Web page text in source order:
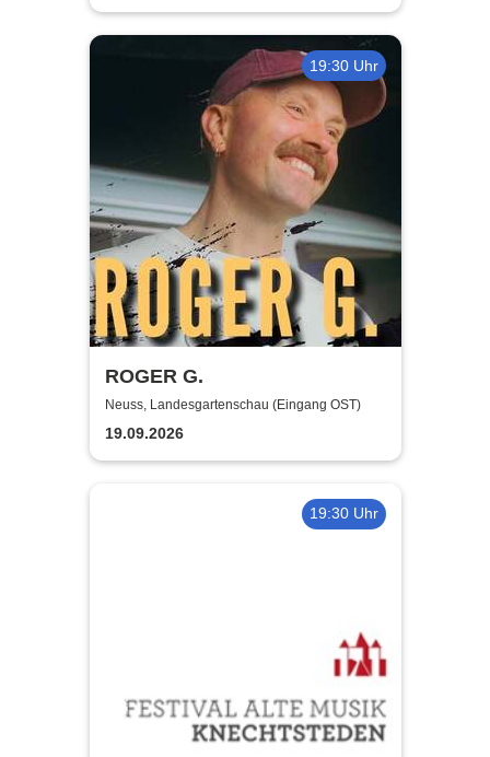
19:30 Uhr
ROGER G.
Neuss, Landesgartenschau (Eingang OST)
19.09.2026
19:30 Uhr